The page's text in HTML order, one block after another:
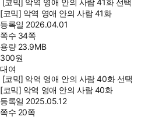
[코믹] 악역 영애 안의 사람 41화 선택
[코믹] 악역 영애 안의 사람 41화
등록일 2026.04.01
쪽수 34쪽
용량 23.9MB
300원
대여
[코믹] 악역 영애 안의 사람 40화 선택
[코믹] 악역 영애 안의 사람 40화
등록일 2025.05.12
쪽수 20쪽